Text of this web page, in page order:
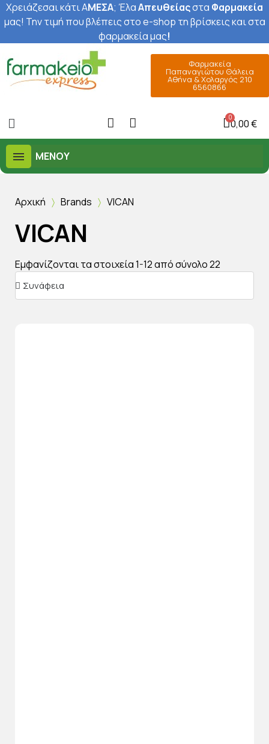
Χρειάζεσαι κάτι ΑΜΕΣΑ; ΈλαΑπευθείαςστα Φαρμακεία
μας! Την τιμή που βλέπεις στο e-shop τη βρίσκεις και στα
φαρμακεία μας!
Φαρμακεία
Παπαναγιώτου Θάλεια
Αθήνα & Χολαργός 210
6560866
0,00 €
ΜΕΝΟΎ
Αρχική Brands VICAN
VICAN
Εμφανίζονται τα στοιχεία 1-12 από σύνολο 22